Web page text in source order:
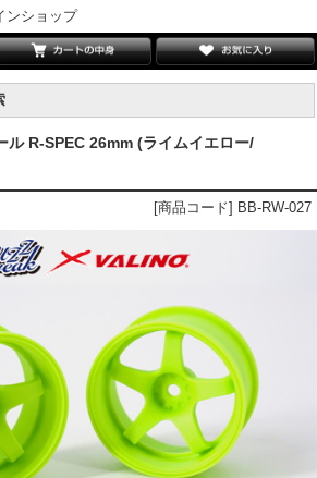
ンショップ
ル R-SPEC 26mm (ライムイエロー/
[商品コード] BB-RW-027